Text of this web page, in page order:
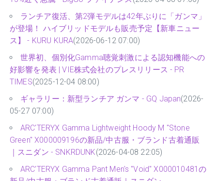
ランチア復活、第2弾モデルは42年ぶりに「ガンマ」
が登場！ ハイブリッドモデルも販売予定【新車ニュー
ス】 - KURU KURA(2026-06-12 07:00)
世界初、個別化Gamma聴覚刺激による認知機能への
好影響を発表 | VIE株式会社のプレスリリース - PR
TIMES(2025-12-04 08:00)
ギャラリー：新型ランチア ガンマ - GQ Japan(2026-
05-27 07:00)
ARC'TERYX Gamma Lightweight Hoody M "Stone
Green" X000009196の新品/中古服・ブランド古着通販
｜スニダン - SNKRDUNK(2026-04-08 22:05)
ARC'TERYX Gamma Pant Men's "Void" X000010481の